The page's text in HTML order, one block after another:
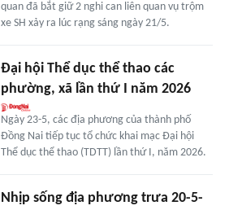
quan đã bắt giữ 2 nghi can liên quan vụ trộm
xe SH xảy ra lúc rạng sáng ngày 21/5.
Đại hội Thể dục thể thao các
phường, xã lần thứ I năm 2026
Ngày 23-5, các địa phương của thành phố
Đồng Nai tiếp tục tổ chức khai mạc Đại hội
Thể dục thể thao (TDTT) lần thứ I, năm 2026.
Nhịp sống địa phương trưa 20-5-